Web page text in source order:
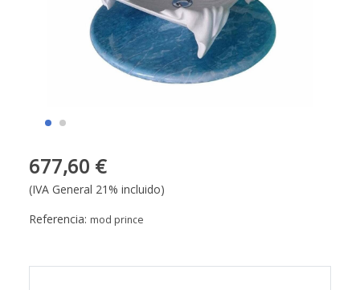
677,60 €
(IVA General 21% incluido)
Referencia: mod prince